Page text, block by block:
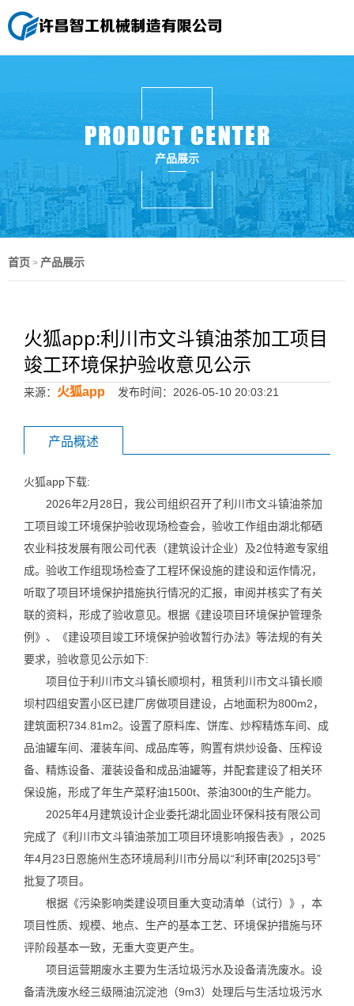
产品展示
首页 > 产品展示
火狐app:利川市文斗镇油茶加工项目
竣工环境保护验收意见公示
来源： 火狐app 发布时间：2026-05-10 20:03:21
产品概述
火狐app下载:
2026年2月28日，我公司组织召开了利川市文斗镇油茶加
工项目竣工环境保护验收现场检查会，验收工作组由湖北郁硒
农业科技发展有限公司代表（建筑设计企业）及2位特邀专家组
成。验收工作组现场检查了工程环保设施的建设和运作情况，
听取了项目环境保护措施执行情况的汇报，审阅并核实了有关
联的资料，形成了验收意见。根据《建设项目环境保护管理条
例》、《建设项目竣工环境保护验收暂行办法》等法规的有关
要求，验收意见公示如下:
项目位于利川市文斗镇长顺坝村，租赁利川市文斗镇长顺
坝村四组安置小区已建厂房做项目建设，占地面积为800m2，
建筑面积734.81m2。设置了原料库、饼库、炒榨精炼车间、成
品油罐车间、灌装车间、成品库等，购置有烘炒设备、压榨设
备、精炼设备、灌装设备和成品油罐等，并配套建设了相关环
保设施，形成了年生产菜籽油1500t、茶油300t的生产能力。
2025年4月建筑设计企业委托湖北固业环保科技有限公司
完成了《利川市文斗镇油茶加工项目环境影响报告表》，2025
年4月23日恩施州生态环境局利川市分局以“利环审[2025]3号”
批复了项目。
根据《污染影响类建设项目重大变动清单（试行）》，本
项目性质、规模、地点、生产的基本工艺、环境保护措施与环
评阶段基本一致，无重大变更产生。
项目运营期废水主要为生活垃圾污水及设备清洗废水。设
备清洗废水经三级隔油沉淀池（9m3）处理后与生活垃圾污水